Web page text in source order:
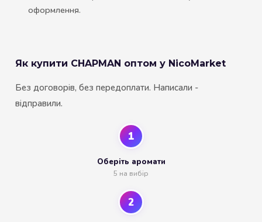
оформлення.
Як купити CHAPMAN оптом у NicoMarket
Без договорів, без передоплати. Написали -
відправили.
1
Оберіть аромати
5 на вибір
2